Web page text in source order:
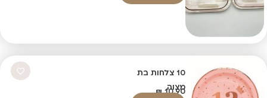
10 צלחות בת
מצוה ₪10.90